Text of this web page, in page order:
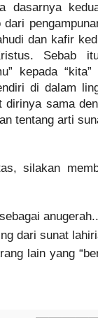
dasarnya
dan kafir
Sebab
kepada
di dalam
dirinya sama
tentang arti
silakan
anugerah..
dari sunat
lain yang